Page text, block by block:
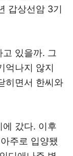
갑상선암 3기
있을까. 그
억나지 않지
히면서 한씨와
갔다. 이후
주로 입양됐